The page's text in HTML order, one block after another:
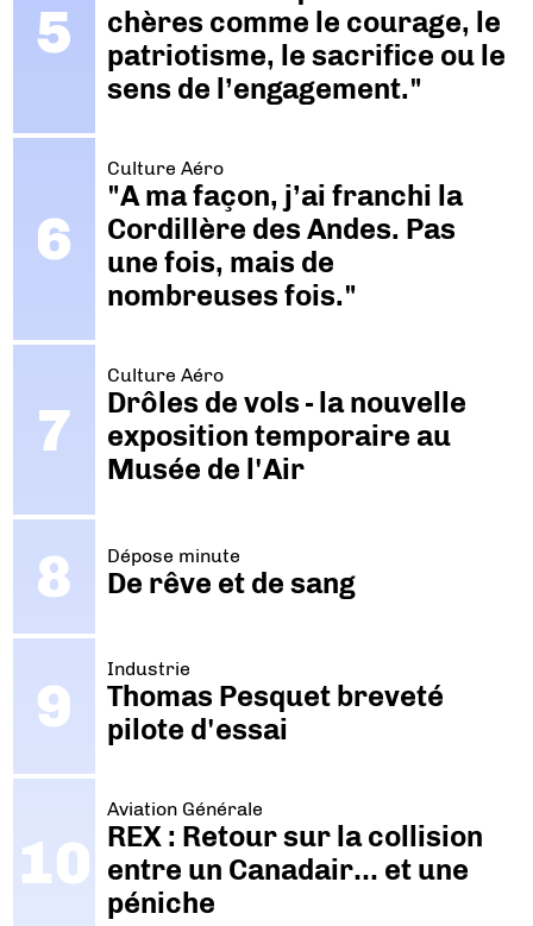
chères comme le courage, le
patriotisme, le sacrifice ou le
sens de l’engagement."
Culture Aéro
"A ma façon, j’ai franchi la
Cordillère des Andes. Pas
une fois, mais de
nombreuses fois."
Culture Aéro
Drôles de vols - la nouvelle
exposition temporaire au
Musée de l'Air
Dépose minute
De rêve et de sang
Industrie
Thomas Pesquet breveté
pilote d'essai
Aviation Générale
REX : Retour sur la collision
entre un Canadair… et une
péniche